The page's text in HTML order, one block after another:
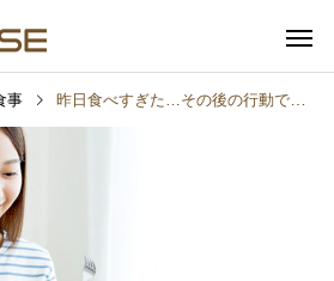
ポート
事 昨日食べすぎた…その後の行動で太るかどうかが決まります